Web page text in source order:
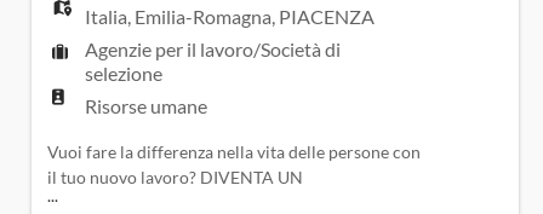
Italia, Emilia-Romagna, PIACENZA
Agenzie per il lavoro/Società di
selezione
Risorse umane
Vuoi fare la differenza nella vita delle persone con
il tuo nuovo lavoro? DIVENTA UN
LIFECHANGER! Avrai la possibilità di farlo in un
...